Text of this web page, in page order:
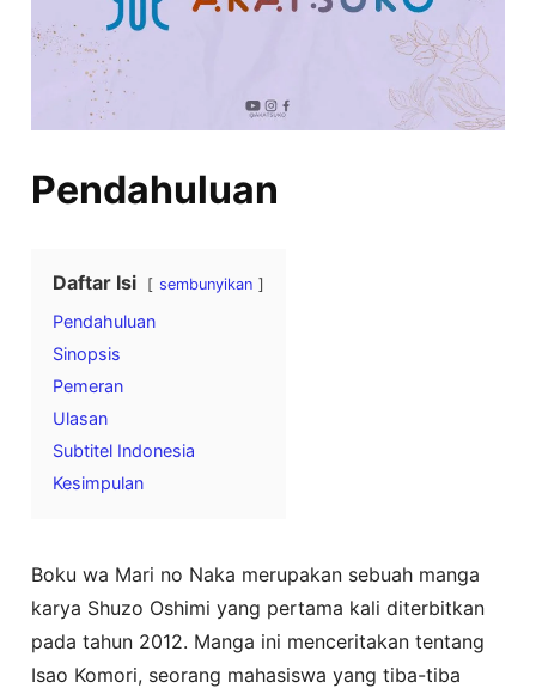
Pendahuluan
Daftar Isi sembunyikan
Pendahuluan
Sinopsis
Pemeran
Ulasan
Subtitel Indonesia
Kesimpulan
Boku wa Mari no Naka merupakan sebuah manga
karya Shuzo Oshimi yang pertama kali diterbitkan
pada tahun 2012. Manga ini menceritakan tentang
Isao Komori, seorang mahasiswa yang tiba-tiba